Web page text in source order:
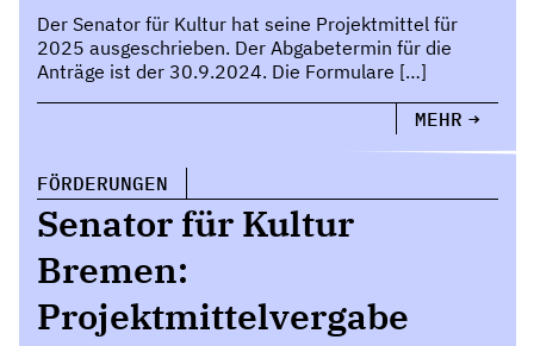
Der Senator für Kultur hat seine Projektmittel für
2025 ausgeschrieben. Der Abgabetermin für die
Anträge ist der 30.9.2024. Die Formulare […]
MEHR
FÖRDERUNGEN
Senator für Kultur
Bremen:
Projektmittelvergabe